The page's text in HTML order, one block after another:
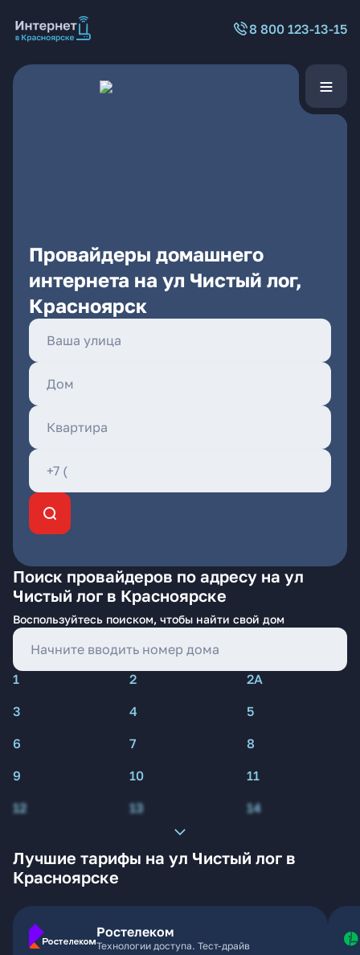
8 800 123-13-15
Провайдеры домашнего
интернета на ул Чистый лог,
Красноярск
Поиск провайдеров по адресу на ул
Чистый лог в Красноярске
Воспользуйтесь поиском, чтобы найти свой дом
1 2
2А
3
4
5
6
7
8
9
10
11
12
13 14
Лучшие тарифы на ул Чистый лог в
Красноярске
Ростелеком
Технологии доступа. Тест-драйв